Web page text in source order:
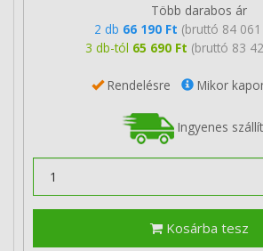
Több darabos ár
2 db 66 190 Ft (bruttó 84
3 db-tól 65 690 Ft (bruttó 83
Rendelésre Mikor
Ingyenes
Kosárba tesz